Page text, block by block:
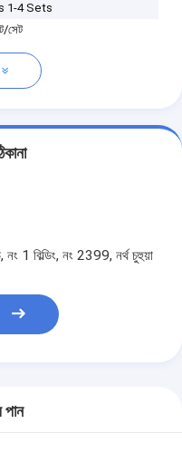
1-4 Sets
সেট
1 বিল্ডিং, নং 2399, নর্থ চুহুয়া
পান